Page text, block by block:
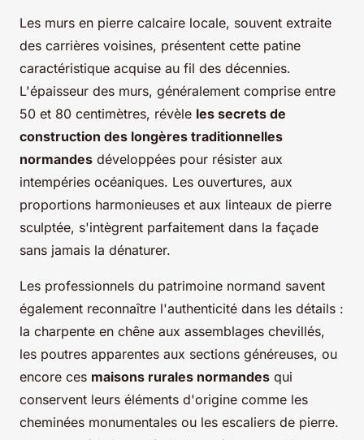
Les murs en pierre calcaire locale, souvent extraite
des carrières voisines, présentent cette patine
caractéristique acquise au fil des décennies.
L'épaisseur des murs, généralement comprise entre
50 et 80 centimètres, révèle les secrets de
construction des longères traditionnelles
normandes développées pour résister aux
intempéries océaniques. Les ouvertures, aux
proportions harmonieuses et aux linteaux de pierre
sculptée, s'intègrent parfaitement dans la façade
sans jamais la dénaturer.
Les professionnels du patrimoine normand savent
également reconnaître l'authenticité dans les détails :
la charpente en chêne aux assemblages chevillés,
les poutres apparentes aux sections généreuses, ou
encore ces maisons rurales normandes qui
conservent leurs éléments d'origine comme les
cheminées monumentales ou les escaliers de pierre.